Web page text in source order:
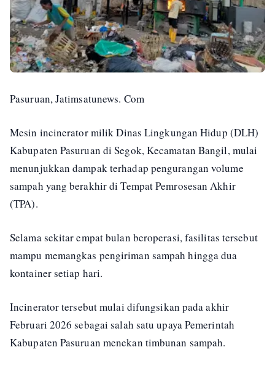
Pasuruan, Jatimsatunews. Com
Mesin incinerator milik Dinas Lingkungan Hidup (DLH)
Kabupaten Pasuruan di Segok, Kecamatan Bangil, mulai
menunjukkan dampak terhadap pengurangan volume
sampah yang berakhir di Tempat Pemrosesan Akhir
(TPA).
Selama sekitar empat bulan beroperasi, fasilitas tersebut
mampu memangkas pengiriman sampah hingga dua
kontainer setiap hari.
Incinerator tersebut mulai difungsikan pada akhir
Februari 2026 sebagai salah satu upaya Pemerintah
Kabupaten Pasuruan menekan timbunan sampah.